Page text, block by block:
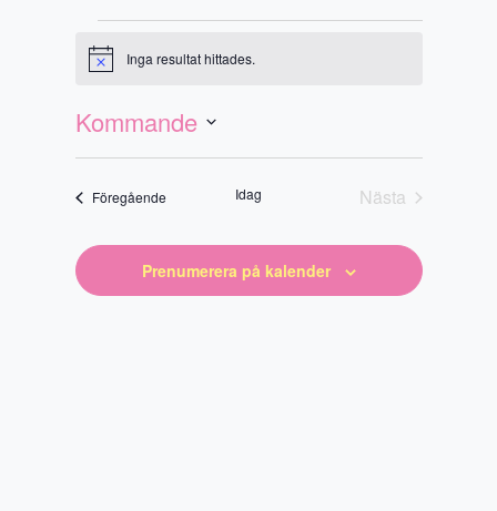
Evenemang
Notis Inga resultat hittades.
Vy-
navigering
Evenemang
vynavigering
Kommande
Välj
FöregåendeEvenemangIdag
Nästa
Prenumerera på kalender